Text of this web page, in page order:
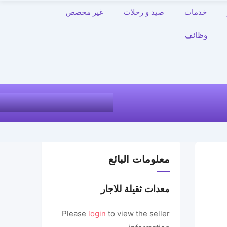
خدمات صيد و رحلات غير مخصص
وظائف
معلومات البائع
معدات ثقيلة للاجار
Please login to view the seller